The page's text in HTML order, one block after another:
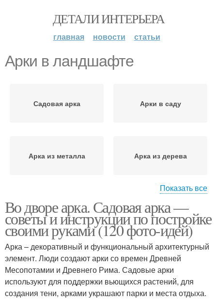
ДЕТАЛИ ИНТЕРЬЕРА
главная новости статьи
Арки в ландшафте
Садовая арка Арки в саду
Арка из металла Арка из дерева
Арка для винограда Арки для винограда
Арки под виноград Арка из арматуры
Показать все
Во дворе арка. Садовая арка —
советы и инструкции по постройке
своими руками (120 фото-идей)
Арка – декоративный и функциональный архитектурный
элемент. Люди создают арки со времен Древней
Месопотамии и Древнего Рима. Садовые арки
используют для поддержки вьющихся растений, для
создания тени, арками украшают парки и места отдыха.